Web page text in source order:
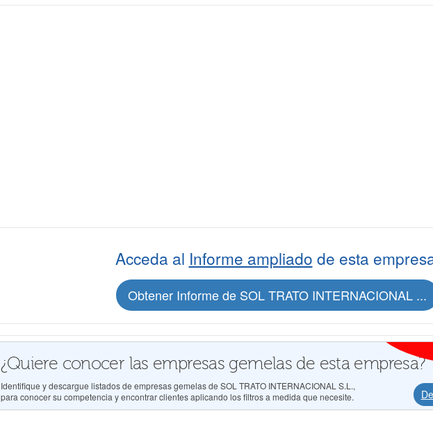
Acceda al Informe ampliado de esta
Obtener Informe de SOL TRATO INTERNACIONAL ...
¿Quiere conocer las empresas gemelas de esta empresa?
Identifique y descargue listados de empresas gemelas de SOL TRATO INTERNACIONAL S.L.,
para conocer su competencia y encontrar clientes aplicando los filtros a medida que necesite.